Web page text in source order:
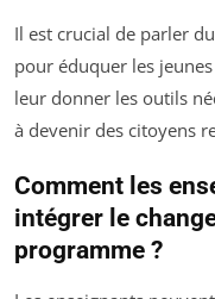
Il est crucial de parler
pour éduquer les
leur donner les outils
à devenir des citoyens
Comment les
intégrer le
programme ?